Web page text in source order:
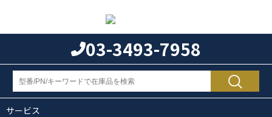
03-3493-7958
サービス